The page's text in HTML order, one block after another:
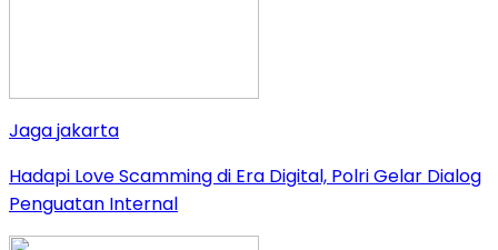
Jaga jakarta
Hadapi Love Scamming di Era Digital, Polri Gelar Dialog
Penguatan Internal